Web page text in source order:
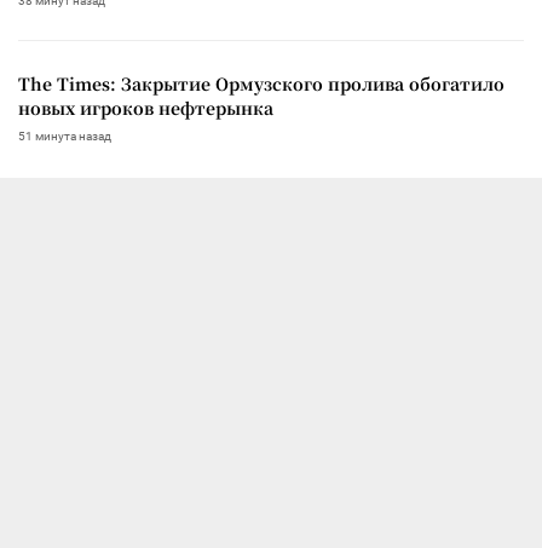
The Times: Закрытие Ормузского пролива обогатило
новых игроков нефтерынка
51 минута назад